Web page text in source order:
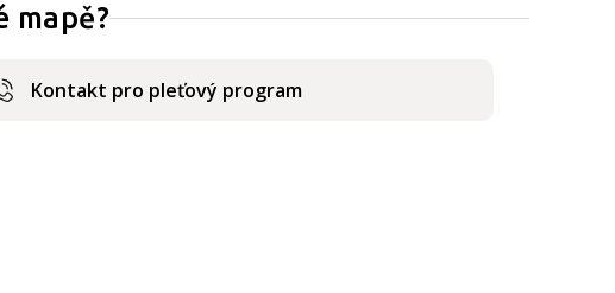
mapě?
Kontakt pro pleťový program